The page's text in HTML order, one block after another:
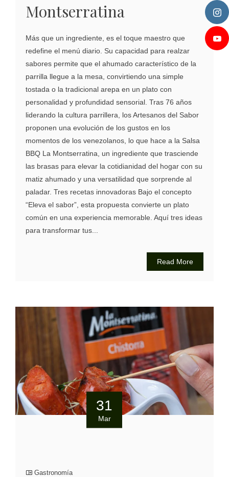
Montserratina
Más que un ingrediente, es el toque maestro que
redefine el menú diario. Su capacidad para realzar
sabores permite que el ahumado característico de la
parrilla llegue a la mesa, convirtiendo una simple
tostada o la tradicional arepa en un plato con
personalidad y profundidad sensorial. Tras 76 años
liderando la cultura parrillera, los Artesanos del Sabor
proponen una evolución de los gustos en los
momentos de los venezolanos, lo que hace a la Salsa
BBQ La Montserratina, un ingrediente que trasciende
las brasas para elevar la cotidianidad del hogar con su
matiz ahumado y una versatilidad que sorprende al
paladar. Tres recetas innovadoras Bajo el concepto
“Eleva el sabor”, esta propuesta convierte un plato
común en una experiencia memorable. Aquí tres ideas
para transformar tus...
Read More
31
Mar
Gastronomía